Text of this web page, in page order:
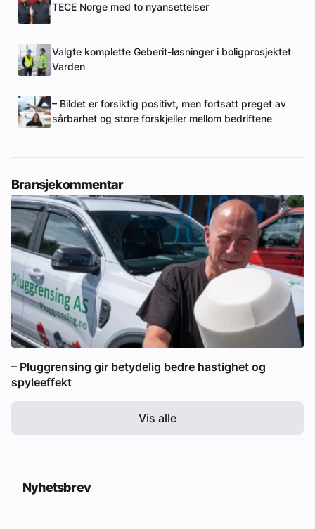
TECE Norge med to nyansettelser
Valgte komplette Geberit-løsninger i boligprosjektet
Varden
– Bildet er forsiktig positivt, men fortsatt preget av
sårbarhet og store forskjeller mellom bedriftene
Bransjekommentar
– Pluggrensing gir betydelig bedre hastighet og
spyleeffekt
Vis alle
Nyhetsbrev